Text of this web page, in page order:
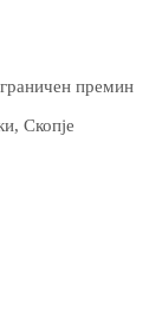
премин
Скопје